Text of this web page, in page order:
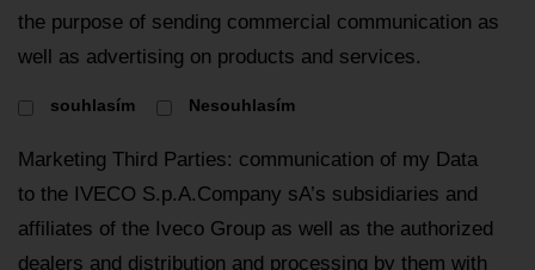
the purpose of sending commercial communication as
well as advertising on products and services.
souhlasím Nesouhlasím
Marketing Third Parties: communication of my Data
to the IVECO S.p.A.Company sA’s subsidiaries and
affiliates of the Iveco Group as well as the authorized
dealers and distribution and processing by them with